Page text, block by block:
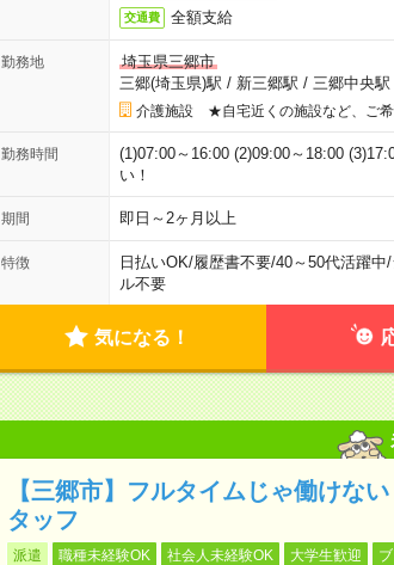
交通費 全額支給
勤務地
埼玉県三郷市
三郷(埼玉県)駅 / 新三郷駅 / 三郷中央駅
介護施設 ★自宅近くの施設など、ご希
勤務時間
(1)07:00～16:00 (2)09:00～18:00
い！
期間 即日～2ヶ月以上
特徴 日払いOK/履歴書不要/40～50代活躍中/
ル不要
気になる！
【三郷市】フルタイムじゃ働けな
タッフ
派遣 職種未経験OK 社会人未経験OK 大学生歓迎